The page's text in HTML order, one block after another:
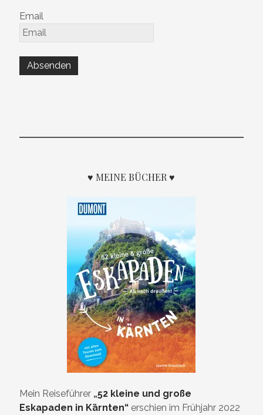
Email
♥ MEINE BÜCHER ♥
Mein Reiseführer „52 kleine und große
Eskapaden in Kärnten“ erschien im Frühjahr 2022